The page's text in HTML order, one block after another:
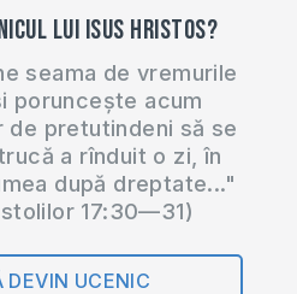
lui Isus Hristos?
seama de vremurile
poruncește acum
de pretutindeni să se
a rînduit o zi, în
după dreptate..."
17:30—31)
DEVIN UCENIC